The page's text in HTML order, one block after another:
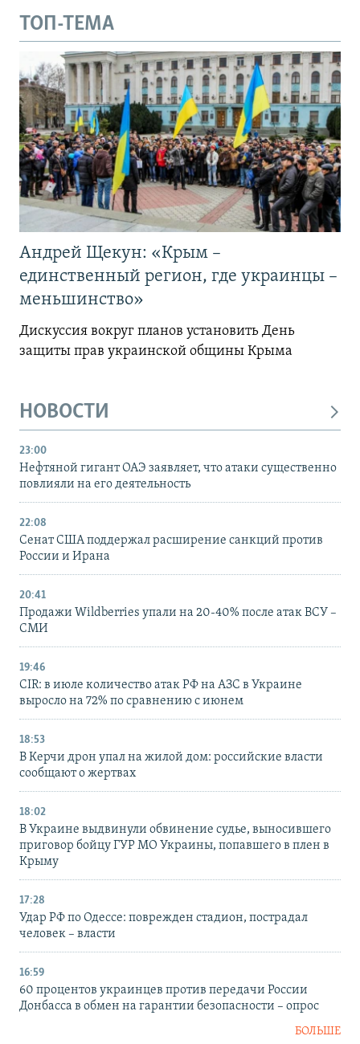
ТОП-ТЕМА
Андрей Щекун: «Крым –
единственный регион, где украинцы –
меньшинство»
Дискуссия вокруг планов установить День
защиты прав украинской общины Крыма
НОВОСТИ
23:00
Нефтяной гигант ОАЭ заявляет, что атаки существенно
повлияли на его деятельность
22:08
Сенат США поддержал расширение санкций против
России и Ирана
20:41
Продажи Wildberries упали на 20-40% после атак ВСУ –
СМИ
19:46
CIR: в июле количество атак РФ на АЗС в Украине
выросло на 72% по сравнению с июнем
18:53
В Керчи дрон упал на жилой дом: российские власти
сообщают о жертвах
18:02
В Украине выдвинули обвинение судье, выносившего
приговор бойцу ГУР МО Украины, попавшего в плен в
Крыму
17:28
Удар РФ по Одессе: поврежден стадион, пострадал
человек – власти
16:59
60 процентов украинцев против передачи России
Донбасса в обмен на гарантии безопасности – опрос
БОЛЬШЕ